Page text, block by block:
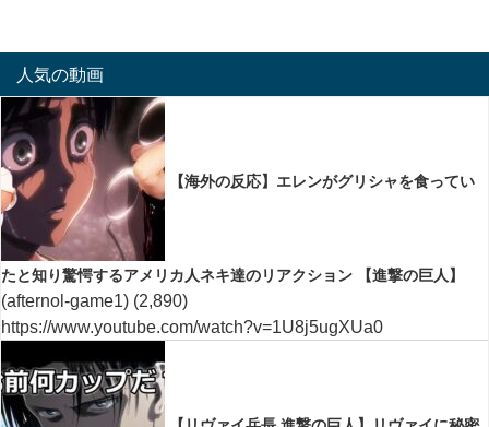
人気の動画
【海外の反応】エレンがグリシャを食ってい
たと知り驚愕するアメリカ人ネキ達のリアクション 【進撃の巨人】
(afternol-game1) (2,890)
https://www.youtube.com/watch?v=1U8j5ugXUa0